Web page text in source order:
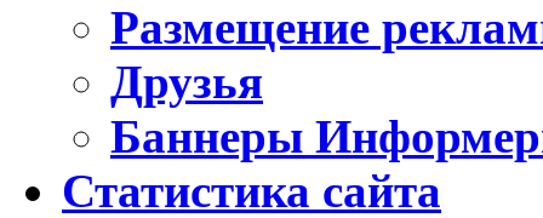
Размещение
Друзья
Баннеры
Статистика сайта